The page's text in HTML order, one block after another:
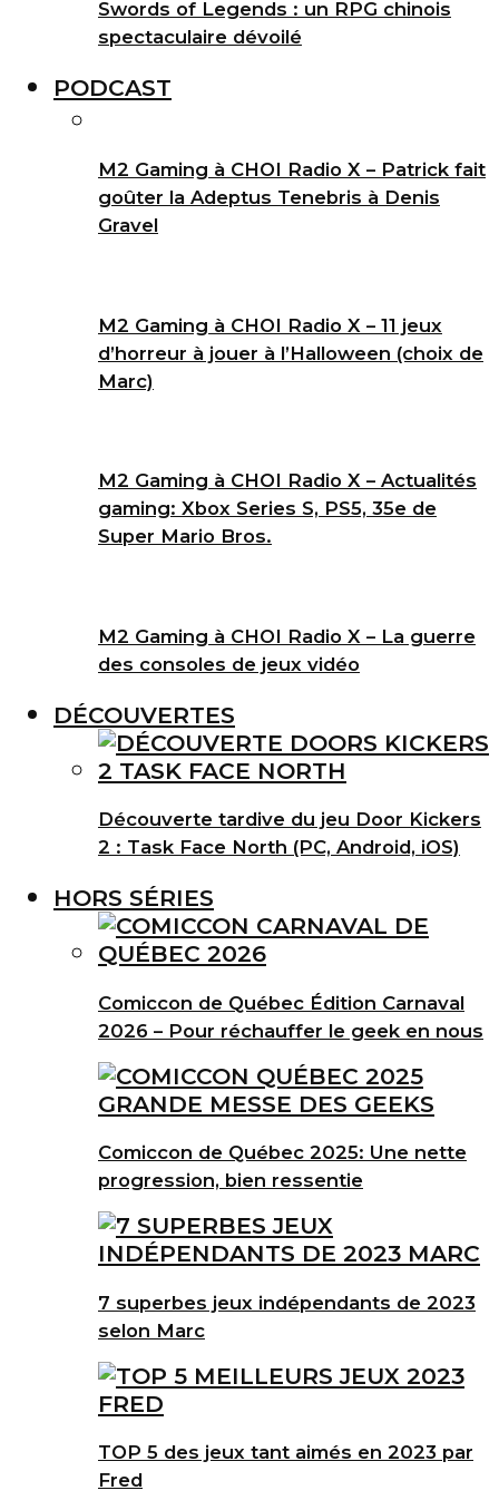
Swords of Legends : un RPG chinois
spectaculaire dévoilé
PODCAST
M2 Gaming à CHOI Radio X – Patrick fait
goûter la Adeptus Tenebris à Denis
Gravel
M2 Gaming à CHOI Radio X – 11 jeux
d’horreur à jouer à l’Halloween (choix de
Marc)
M2 Gaming à CHOI Radio X – Actualités
gaming: Xbox Series S, PS5, 35e de
Super Mario Bros.
M2 Gaming à CHOI Radio X – La guerre
des consoles de jeux vidéo
DÉCOUVERTES
Découverte tardive du jeu Door Kickers
2 : Task Face North (PC, Android, iOS)
HORS SÉRIES
Comiccon de Québec Édition Carnaval
2026 – Pour réchauffer le geek en nous
Comiccon de Québec 2025: Une nette
progression, bien ressentie
7 superbes jeux indépendants de 2023
selon Marc
TOP 5 des jeux tant aimés en 2023 par
Fred